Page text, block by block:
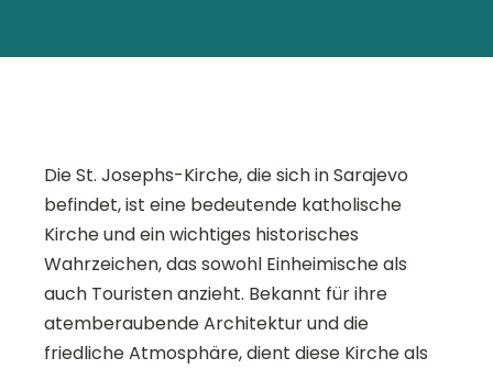
Die St. Josephs-Kirche, die sich in Sarajevo
befindet, ist eine bedeutende katholische
Kirche und ein wichtiges historisches
Wahrzeichen, das sowohl Einheimische als
auch Touristen anzieht. Bekannt für ihre
atemberaubende Architektur und die
friedliche Atmosphäre, dient diese Kirche als